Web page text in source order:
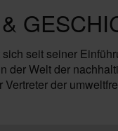
seit seiner
der Welt der
der